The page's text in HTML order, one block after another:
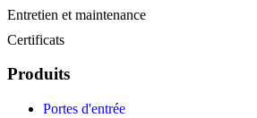
Entretien et maintenance
Certificats
Produits
Portes d'entrée